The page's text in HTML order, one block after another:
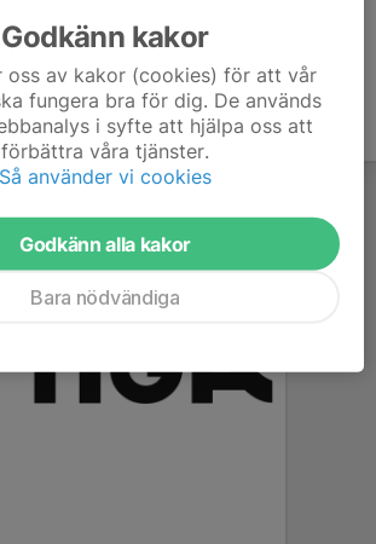
Godkänn kakor
oss av kakor (cookies) för att vår
fungera bra för dig. De används
i syfte att hjälpa oss att
förbättra våra tjänster.
Så använder vi cookies
Godkänn alla kakor
Bara nödvändiga